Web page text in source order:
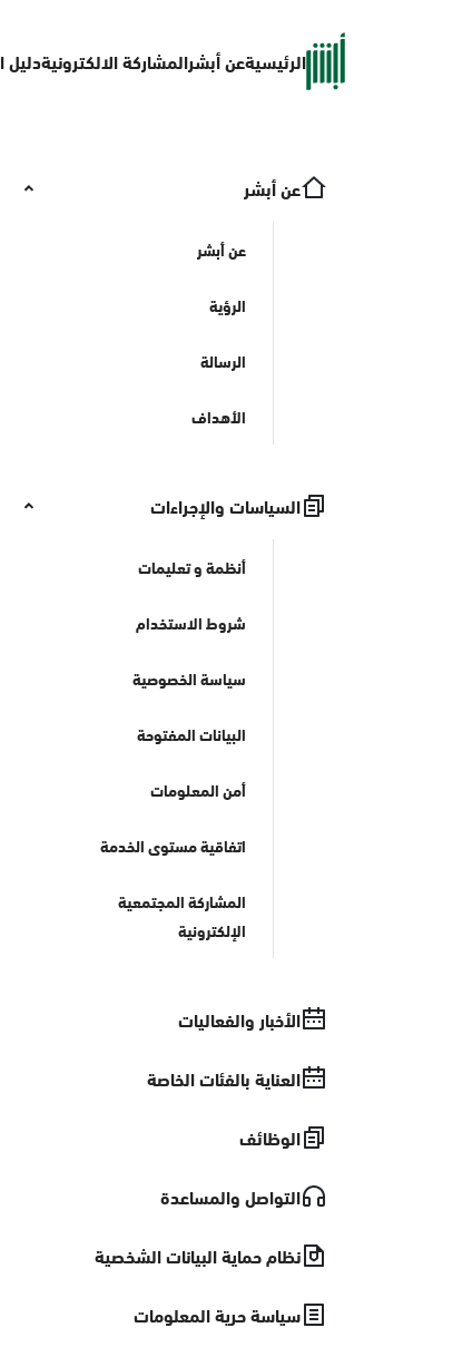
الرئيسيةعن أبشرالمشاركة الالكترونيةدليل
عن أبشر
عن أبشر
الرؤية
الرسالة
الأهداف
السياسات والإجراءات
أنظمة و تعليمات
شروط الاستخدام
سياسة الخصوصية
البيانات المفتوحة
أمن المعلومات
اتفاقية مستوى الخدمة
المشاركة المجتمعية
الإلكترونية
الأخبار والفعاليات
العناية بالفئات الخاصة
الوظائف
التواصل والمساعدة
نظام حماية البيانات الشخصية
سياسة حرية المعلومات